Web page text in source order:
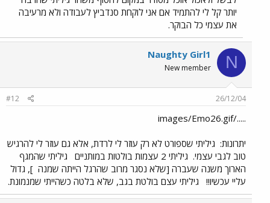
יותר קל לי להתמיד אם אני לוקחת סנדביץ לעבודה ולא מרעיבה
את עצמי כל הבוקר.
N
Naughty Girl1
New member
26/12/04
#12
...../images/Emo26.gif
יתרונות: גיליתי שספורט לא רק עוזר לי לרדת, אלא גם עוזר לי להרגיש
טוב לגבי עצמי. גיליתי 2 עצמות בולטות במותניים
גיליתי שהמגף
הארוך משנה שעברה [שלא נסגר מרוב שהרגל הייתה שמנה ], גדול
עליי עכשיו!!
גיליתי עצם בולטת בגב, שלא בלטה כשהייתי שמנמונת.